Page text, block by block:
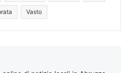
Vasto